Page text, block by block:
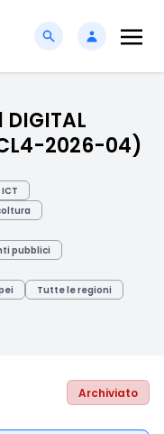
2026-04)
pubblici
Tutte le regioni
Archiviato